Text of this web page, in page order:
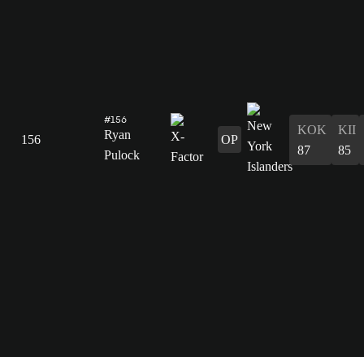
156
#156
Ryan
Pulock
OP
KOK
87
KII
85